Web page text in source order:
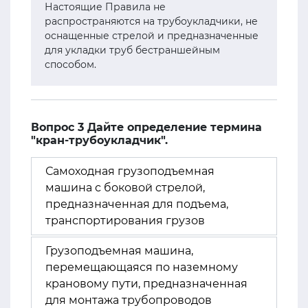
Настоящие Правила не
распространяются на трубоукладчики, не
оснащенные стрелой и предназначенные
для укладки труб бестраншейным
способом.
Вопрос 3 Дайте определение термина
"кран-трубоукладчик".
Самоходная грузоподъемная
машина с боковой стрелой,
предназначенная для подъема,
транспортирования грузов
Грузоподъемная машина,
перемещающаяся по наземному
крановому пути, предназначенная
для монтажа трубопроводов